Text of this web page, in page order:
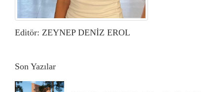
Editör: ZEYNEP DENİZ EROL
Son Yazılar